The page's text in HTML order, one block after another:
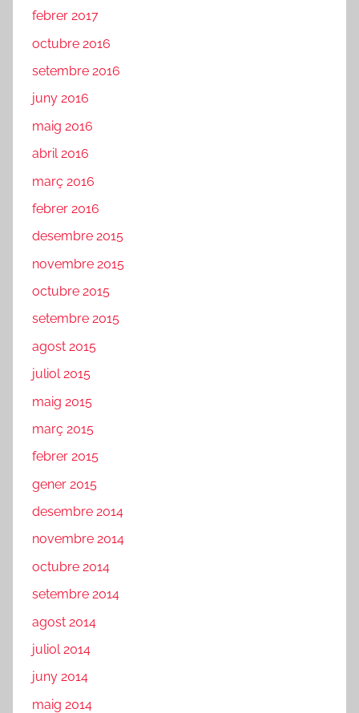
febrer 2017
octubre 2016
setembre 2016
juny 2016
maig 2016
abril 2016
març 2016
febrer 2016
desembre 2015
novembre 2015
octubre 2015
setembre 2015
agost 2015
juliol 2015
maig 2015
març 2015
febrer 2015
gener 2015
desembre 2014
novembre 2014
octubre 2014
setembre 2014
agost 2014
juliol 2014
juny 2014
maig 2014